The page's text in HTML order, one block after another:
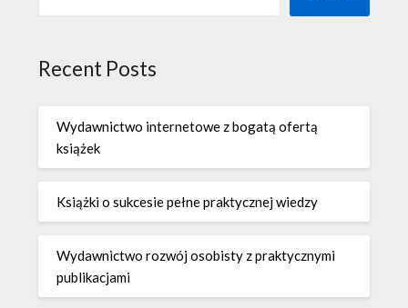
Recent Posts
Wydawnictwo internetowe z bogatą ofertą
książek
Książki o sukcesie pełne praktycznej wiedzy
Wydawnictwo rozwój osobisty z praktycznymi
publikacjami